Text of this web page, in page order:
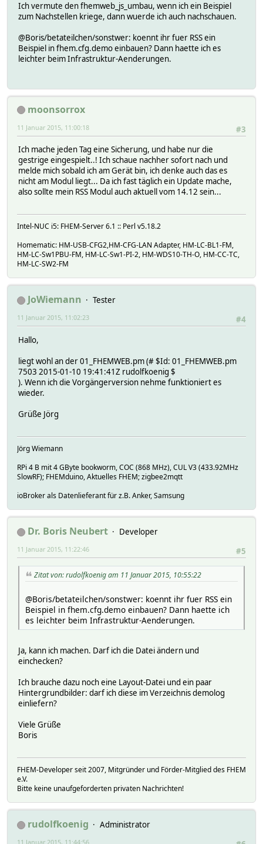
Ich vermute den fhemweb_js_umbau, wenn ich ein Beispiel
zum Nachstellen kriege, dann wuerde ich auch nachschauen.
@Boris/betateilchen/sonstwer: koennt ihr fuer RSS ein
Beispiel in fhem.cfg.demo einbauen? Dann haette ich es
leichter beim Infrastruktur-Aenderungen.
moonsorrox
#3
11 Januar 2015, 11:00:18
Ich mache jeden Tag eine Sicherung, und habe nur die
gestrige eingespielt..! Ich schaue nachher sofort nach und
melde mich sobald ich am Gerät bin, ich denke auch das es
nicht am Modul liegt... Da ich fast täglich ein Update mache,
also sollte mein RSS Modul auch aktuell vom 14.12 sein...
Intel-NUC i5: FHEM-Server 6.1 :: Perl v5.18.2
Homematic: HM-USB-CFG2,HM-CFG-LAN Adapter, HM-LC-BL1-FM,
HM-LC-Sw1PBU-FM, HM-LC-Sw1-PI-2, HM-WDS10-TH-O, HM-CC-TC,
HM-LC-SW2-FM
JoWiemann
Tester
#4
11 Januar 2015, 11:02:23
Hallo,
liegt wohl an der 01_FHEMWEB.pm (# $Id: 01_FHEMWEB.pm
7503 2015-01-10 19:41:41Z rudolfkoenig $
). Wenn ich die Vorgängerversion nehme funktioniert es
wieder.
Grüße Jörg
Jörg Wiemann
RPi 4 B mit 4 GByte bookworm, COC (868 MHz), CUL V3 (433.92MHz
SlowRF); FHEMduino, Aktuelles FHEM; zigbee2mqtt
ioBroker als Datenlieferant für z.B. Anker, Samsung
Dr. Boris Neubert
Developer
#5
11 Januar 2015, 11:22:46
Zitat von: rudolfkoenig am 11 Januar 2015, 10:55:22
@Boris/betateilchen/sonstwer: koennt ihr fuer RSS ein
Beispiel in fhem.cfg.demo einbauen? Dann haette ich
es leichter beim Infrastruktur-Aenderungen.
Ja, kann ich machen. Darf ich die Datei ändern und
einchecken?
Ich brauche dazu noch eine Layout-Datei und ein paar
Hintergrundbilder: darf ich diese im Verzeichnis demolog
einliefern?
Viele Grüße
Boris
FHEM-Developer seit 2007, Mitgründer und Förder-Mitglied des FHEM
e.V.
Bitte keine unaufgeforderten privaten Nachrichten!
rudolfkoenig
Administrator
11 Januar 2015, 11:44:56